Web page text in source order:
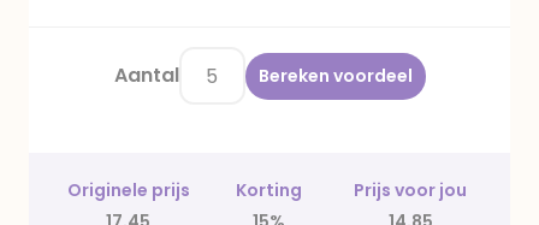
Aantal Bereken voordeel
Originele prijs Korting
Prijs voor jou